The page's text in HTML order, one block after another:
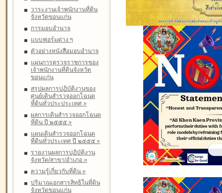
วาระงานเจ้าพนักงานที่ดิน
จังหวัดขอนแก่น
การมอบอำนาจ
แบบฟอร์มต่าง ๆ
ตัวอย่างหนังสือมอบอำนาจ
แผนการตรวจราชการของ
เจ้าพนักงานที่ดินจังหวัด
ขอนแก่น
สรุปผลการปฏิบัติงานของ
ศูนย์เดินสำรวจออกโฉนด
ที่ดินทั่วประประเทศ »
ผลการเดินสำรวจออกโฉนด
ที่ดิน ปี ๒๕๕๕ »
แผนเดินสำรวจออกโฉนด
ที่ดินทั่วประเทศ ปี ๒๕๕๕ »
รายงานผลการปฏิบัติงาน
จังหวัด/สาขา/อำเภอ »
ความรู้เกี่ยวกับที่ดิน »
ปริมาณเอกสารสิทธิในที่ดิน
จังหวัดขอนแก่น